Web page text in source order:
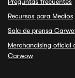
Recursos para Medios
Sala de prensa
Merchandising oficial
Carwow